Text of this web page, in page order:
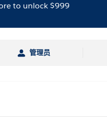
to unlock $999
管理员